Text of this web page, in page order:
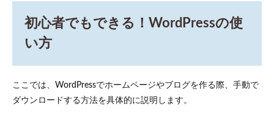
初心者でもできる！WordPressの使
い方
ここでは、WordPressでホームページやブログを作る際、手動で
ダウンロードする方法を具体的に説明します。